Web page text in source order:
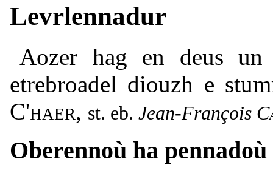
Levrlennadur
Aozer hag en deus
etrebroadel diouzh e
C'haer, Jean-François
Oberennoù ha pennadoù